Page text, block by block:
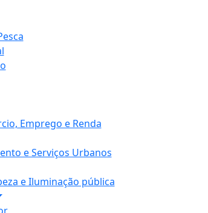
Emprego e Renda
e Serviços Urbanos
e Iluminação pública